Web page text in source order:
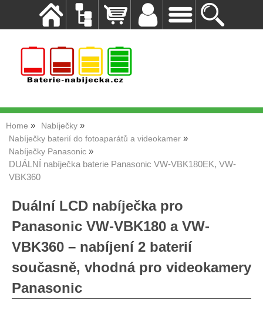
Home
Nabíječky
Nabíječky baterií do fotoaparátů a videokamer
Nabíječky Panasonic
DUÁLNÍ nabíječka baterie Panasonic VW-VBK180EK, VW-
VBK360
Duální LCD nabíječka pro
Panasonic VW-VBK180 a VW-
VBK360 – nabíjení 2 baterií
současně, vhodná pro videokamery
Panasonic